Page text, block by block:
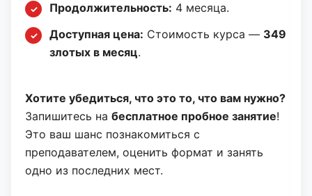
Продолжительность: 4 месяца.
Доступная цена: Стоимость курса — 349
злотых в месяц.
Хотите убедиться, что это то, что вам нужно?
Запишитесь на бесплатное пробное занятие!
Это ваш шанс познакомиться с
преподавателем, оценить формат и занять
одно из последних мест.